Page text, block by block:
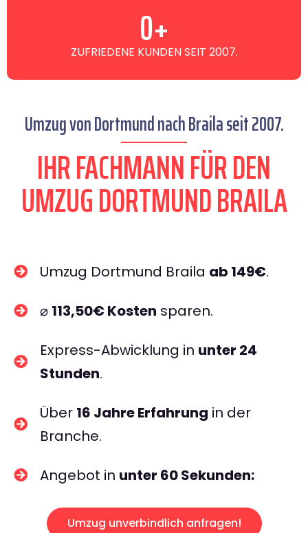
ZUFRIEDENE KUNDEN SEIT 2007.
0+
Umzug von Dortmund nach Braila seit 2007.
IHR FACHMANN FÜR DEN
UMZUG DORTMUND BRAILA
Umzug Dortmund Braila ab 149€.
⌀ 113,50€ Kosten sparen.
Express-Abwicklung in unter 24
Stunden.
Über 16 Jahre Erfahrung in der
Branche.
Angebot in unter 60 Sekunden:
Umzug unverbindlich anfragen!